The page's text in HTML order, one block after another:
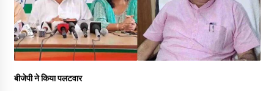
Thought Of The Day 12 May
May 12, 2022
बीजेपी ने किया पलटवार